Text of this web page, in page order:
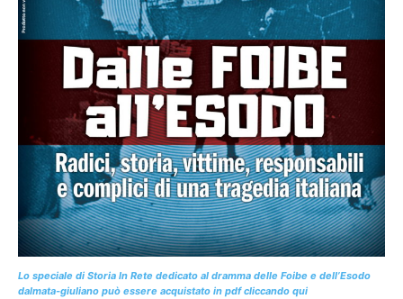
Lo speciale di Storia In Rete dedicato al dramma delle Foibe e dell’Esodo
dalmata-giuliano può essere acquistato in pdf cliccando qui